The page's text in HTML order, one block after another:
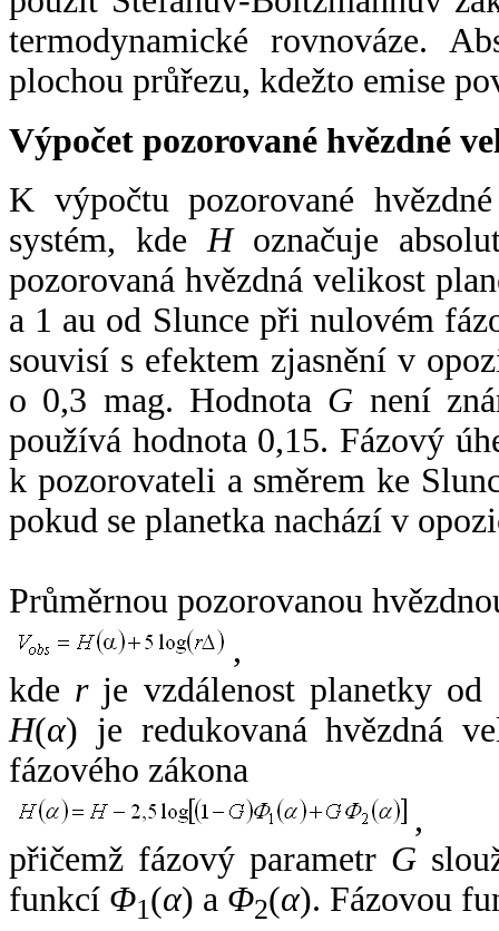
termodynamické rovnováze.
plochou průřezu, kdežto emise
Výpočet pozorované hvězdné
K výpočtu pozorované
systém, kde Hoznačuje
pozorovaná hvězdná velikost
a 1 au od Slunce při nulovém
souvisí s efektem zjasnění v
o 0,3 mag. Hodnota G není
používá hodnota 0,15. Fázový
k pozorovateli a směrem ke
pokud se planetka nachází v
Průměrnou pozorovanou
,
kde rje vzdálenost planetky od
H(α) je redukovaná hvězdná
fázového zákona
,
přičemž fázový parametr G
funkcí Φ1(α) a Φ2(α). Fázovou